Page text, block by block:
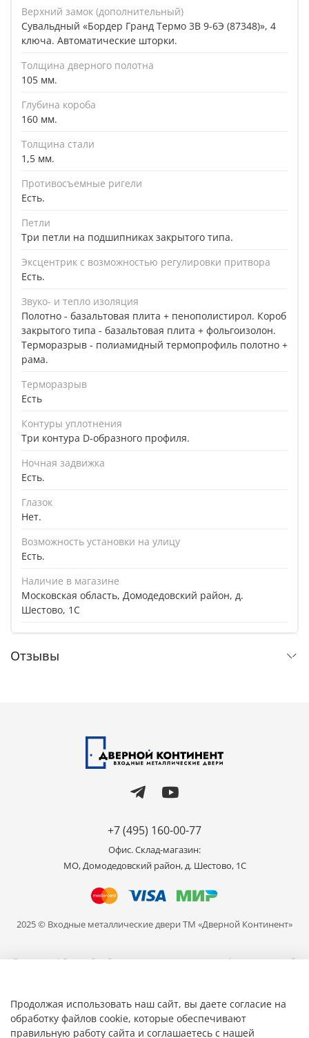
Верхний замок (дополнительный)
Сувальдный «Бордер Гранд Термо 3В 9-6Э (87348)», 4
ключа. Автоматические шторки.
Толщина дверного полотна
105 мм.
Глубина короба
160 мм.
Толщина стали
1,5 мм.
Противосъемные ригели
Есть.
Петли
Три петли на подшипниках закрытого типа.
Эксцентрик с возможностью регулировки притвора
Есть.
Звуко- и тепло изоляция
Полотно - базальтовая плита + пенополистирол. Короб
закрытого типа - базальтовая плита + фольгоизолон.
Терморазрыв - полиамидный термопрофиль полотно +
рама.
Терморазрыв
Есть
Контуры уплотнения
Три контура D-образного профиля.
Ночная задвижка
Есть.
Глазок
Нет.
Возможность установки на улицу
Есть.
Наличие в магазине
Московская область, Домодедовский район, д.
Шестово, 1C
Отзывы
+7 (495) 160-00-77
Офис. Склад-магазин:
МО, Домодедовский район, д. Шестово, 1C
2025 © Входные металлические двери ТМ «Дверной Континент»
Внимание! Данный сайт носит исключительно информационный
представленной на сайте может отличаться от реального, в связи
с различными настройками ваших устройств для просмотра.
Общество с ограниченной ответственностью «Мир Дверей» ИНН
Продолжая использовать наш сайт, вы даете согласие на
обработку файлов cookie, которые обеспечивают
правильную работу сайта и соглашаетесь с нашей